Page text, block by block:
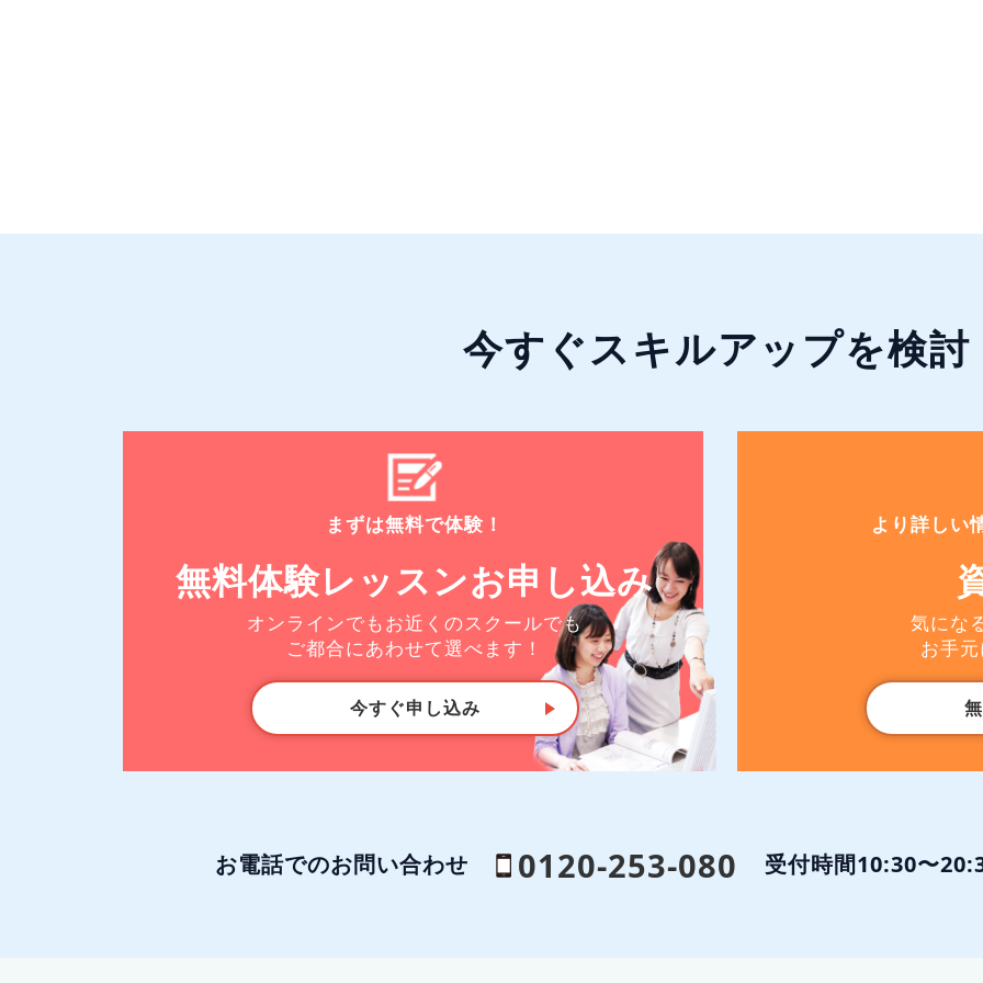
今すぐスキルアップを検討
まずは無料で体験！
無料体験レッスンお申し込み
オンラインでもお近くのスクールでも
ご都合にあわせて選べます！
今すぐ申し込み
より詳しい
気にな
お手
お電話でのお問い合わせ 0120-253-080 受付時間10:30〜